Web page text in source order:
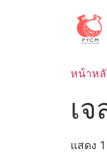
หน้าห
เ
แสดง